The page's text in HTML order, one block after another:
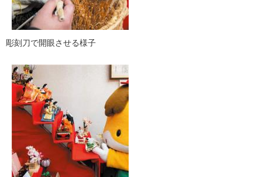
彫刻刀で開眼させる様子